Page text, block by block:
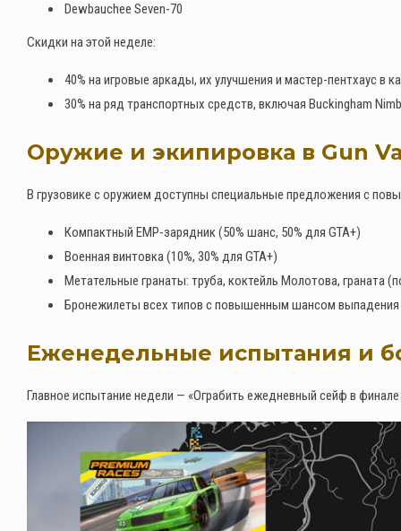
Dewbauchee Seven-70
Скидки на этой неделе:
40% на игровые аркады, их улучшения и мастер-пентхаус в
30% на ряд транспортных средств, включая Buckingham
Оружие и экипировка в Gun
В грузовике с оружием доступны специальные предложения с
Компактный EMP-зарядник (50% шанс, 50% для GTA+)
Военная винтовка (10%, 30% для GTA+)
Метательные гранаты: труба, коктейль Молотова, граната
Бронежилеты всех типов с повышенным шансом выпадения
Еженедельные испытания и
Главное испытание недели — «Ограбить ежедневный сейф в